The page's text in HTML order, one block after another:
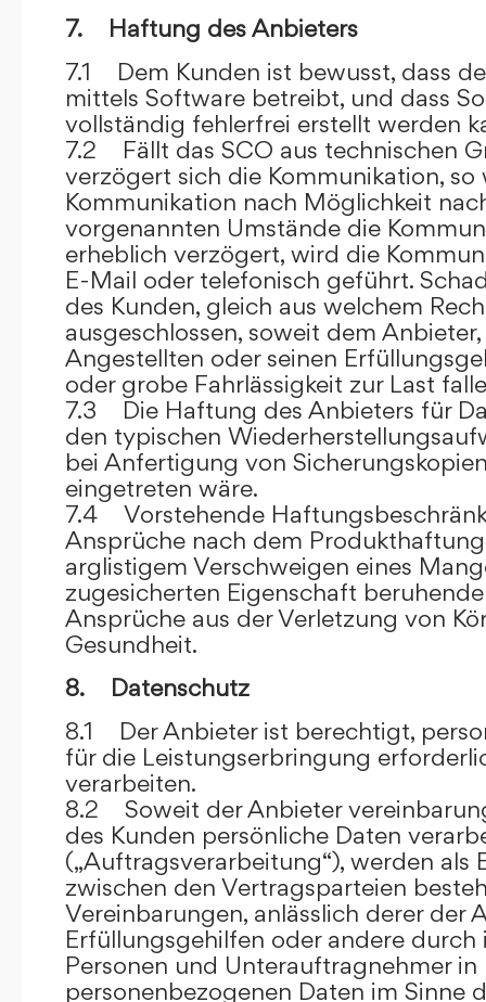
7. Haftung des Anbieters
7.1 Dem Kunden ist bewusst, dass
mittels Software betreibt, und dass
vollständig fehlerfrei erstellt werden
7.2 Fällt das SCO aus technischen
verzögert sich die Kommunikation, so
Kommunikation nach Möglichkeit
vorgenannten Umstände die
erheblich verzögert, wird die
E-Mail oder telefonisch geführt.
des Kunden, gleich aus welchem
ausgeschlossen, soweit dem
Angestellten oder seinen
oder grobe Fahrlässigkeit zur Last
7.3 Die Haftung des Anbieters für
den typischen
bei Anfertigung von
eingetreten wäre.
7.4 Vorstehende
Ansprüche nach dem
arglistigem Verschweigen eines
zugesicherten Eigenschaft
Ansprüche aus der Verletzung von
Gesundheit.
8. Datenschutz
8.1 Der Anbieter ist berechtigt,
für die Leistungserbringung
verarbeiten.
8.2 Soweit der Anbieter
des Kunden persönliche Daten
(„Auftragsverarbeitung“), werden als
zwischen den Vertragsparteien
Vereinbarungen, anlässlich derer der
Erfüllungsgehilfen oder andere
Personen und Unterauftragnehmer
personenbezogenen Daten im Sinne